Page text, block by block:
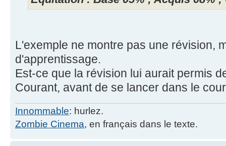
L'exemple ne montre pas une révision,
d'apprentissage.
Est-ce que la révision lui aurait permis
Courant, avant de se lancer dans le
Innommable: hurlez.
Zombie Cinema, en français dans le texte.